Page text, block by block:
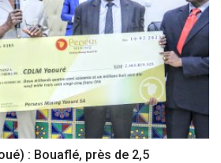
: Bouaflé, près de 2,5